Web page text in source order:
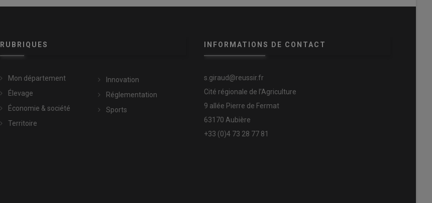
RUBRIQUES
Mon département
Élevage
Économie & société
Territoire
Innovation
Réglementation
Sports
INFORMATIONS DE CONTACT
s.giraud@reussir.fr
Cité régionale de l’Agriculture
9 allée Pierre de Fermat
63170 Aubière
+33 (0)4 73 28 77 81